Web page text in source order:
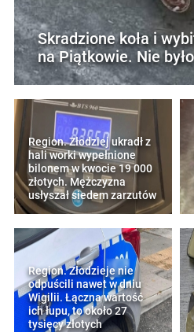
Skradzione koła i
na Piątkowie. Nie
Region. Złodziej ukradł z
hali worki wypełnione
bilonem w kwocie 19 000
złotych. Mężczyzna
usłyszał siedem zarzutów
Region. Złodzieje nie
odpuścili nawet w dniu
Wigilii. Łączna wartość
ich łupu, to około 27
tysięcy złotych